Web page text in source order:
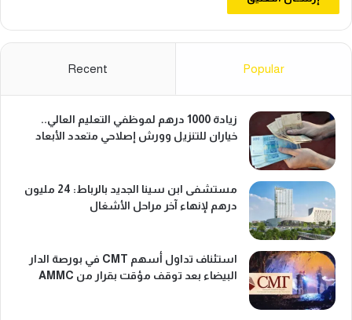
Popular
Recent
زيادة 1000 درهم لموظفي التعليم العالي..
خياران للتنزيل وورش إصلاحي متعدد الأبعاد
مستشفى ابن سينا الجديد بالرباط: 24 مليون
درهم لإنهاء آخر مراحل الأشغال
استئناف تداول أسهم CMT في بورصة الدار
البيضاء بعد توقف مؤقت بقرار من AMMC